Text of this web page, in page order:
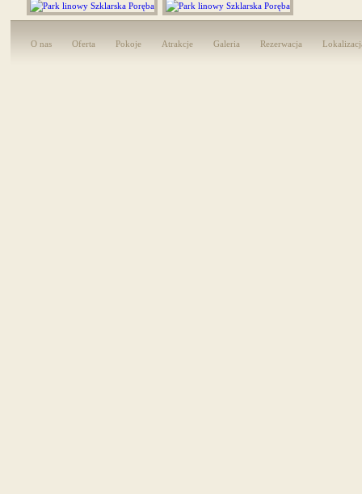
O nas Oferta Pokoje Atrakcje Galeria Rezerwacja